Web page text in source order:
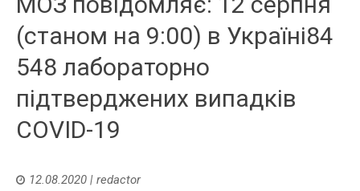
(станом на 9:00) в Україні84
548 лабораторно
підтверджених випадків
COVID-19
12.08.2020 | redactor